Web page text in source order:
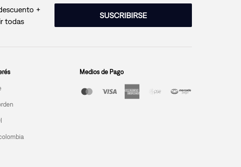
+
todas
SUSCRIBIRSE
Medios de Pago